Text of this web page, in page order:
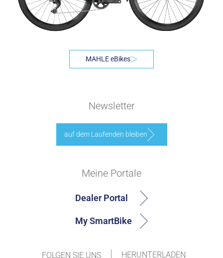
MAHLE eBikes
Newsletter
auf dem Laufenden bleiben
HERUNTERLADEN
Meine Portale
Dealer Portal
My SmartBike
FOLGEN SIE UNS